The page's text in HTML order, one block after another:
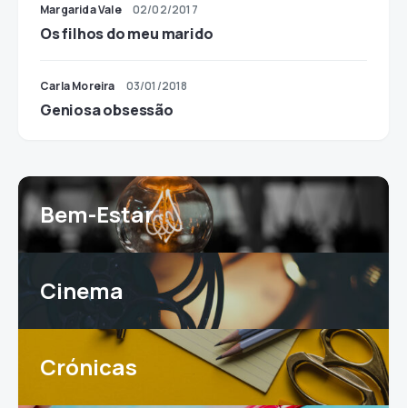
Margarida Vale 02/02/2017
Os filhos do meu marido
Carla Moreira 03/01/2018
Geniosa obsessão
Bem-Estar
Cinema
Crónicas